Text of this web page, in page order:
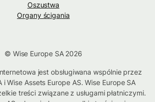
Oszustwa
Organy ścigania
© Wise Europe SA 2026
jest obsługiwana wspólnie przez
i Wise Assets Europe AS. Wise Europe SA
treści związane z usługami płatniczymi.